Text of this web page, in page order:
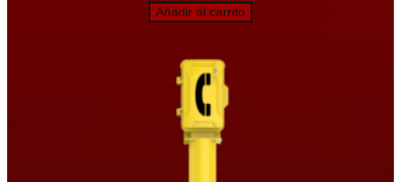
Añadir al carrito